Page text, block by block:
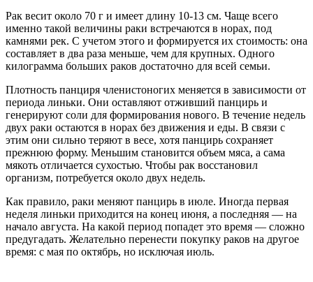
Рак весит около 70 г и имеет длину 10-13 см. Чаще всего
именно такой величины раки встречаются в норах, под
камнями рек. С учетом этого и формируется их стоимость: она
составляет в два раза меньше, чем для крупных. Одного
килограмма больших раков достаточно для всей семьи.
Плотность панциря членистоногих меняется в зависимости от
периода линьки. Они оставляют отживший панцирь и
генерируют соли для формирования нового. В течение недель
двух раки остаются в норах без движения и еды. В связи с
этим они сильно теряют в весе, хотя панцирь сохраняет
прежнюю форму. Меньшим становится объем мяса, а сама
мякоть отличается сухостью. Чтобы рак восстановил
организм, потребуется около двух недель.
Как правило, раки меняют панцирь в июле. Иногда первая
неделя линьки приходится на конец июня, а последняя — на
начало августа. На какой период попадет это время — сложно
предугадать. Желательно перенести покупку раков на другое
время: с мая по октябрь, но исключая июль.